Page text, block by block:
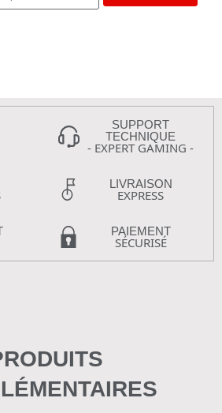
SUPPORT
TECHNIQUE
- EXPERT GAMING -
LIVRAISON
EXPRESS
PAIEMENT
SÉCURISÉ